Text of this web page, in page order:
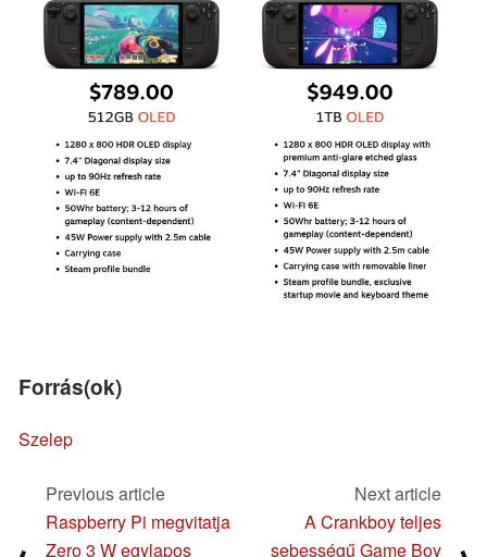
Forrás(ok)
Szelep
Previous article
Raspberry Pi megvitatja
Zero 3 W egylapos
Next article
A Crankboy teljes
sebességű Game Boy